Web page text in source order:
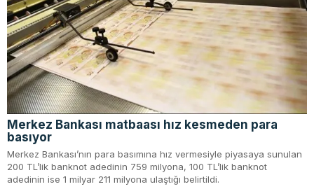
Merkez Bankası matbaası hız kesmeden para
basıyor
Merkez Bankası’nın para basımına hız vermesiyle piyasaya sunulan
200 TL’lik banknot adedinin 759 milyona, 100 TL’lik banknot
adedinin ise 1 milyar 211 milyona ulaştığı belirtildi.